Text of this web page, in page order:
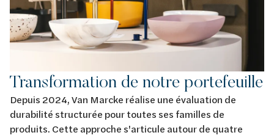
Transformation de notre portefeuille
Depuis 2024, Van Marcke réalise une évaluation de
durabilité structurée pour toutes ses familles de
produits. Cette approche s'articule autour de quatre